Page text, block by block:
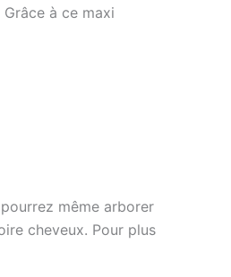
à ce maxi
même arborer
cheveux. Pour plus